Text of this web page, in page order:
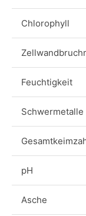
Chlorophyll
Feuchtigkeit
Schwermetalle
pH
Asche